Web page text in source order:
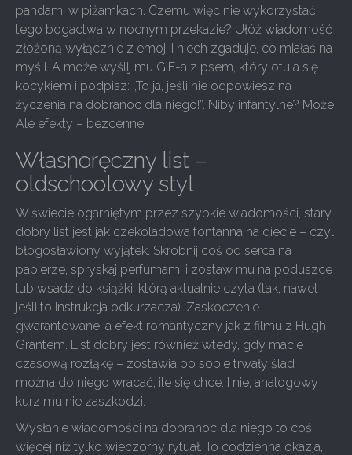
pandami w piżamkach. Czemu więc nie wykorzystać
tego bogactwa w nocnym przekazie? Ułóż wiadomość
złożoną wyłącznie z emoji i niech zgaduje, co miałaś na
myśli. A może wyślij mu GIF-a z psem, który otula się
kocykiem i podpisz: „To ja, jeśli nie odpowiesz na
życzenia na dobranoc dla niego!”. Niby infantylne? Może.
Ale efekty – bezcenne.
Własnoręczny list –
oldschoolowy styl
W świecie ogarniętym przez szybkie wiadomości, stary
dobry list jest jak czekoladowa fontanna na diecie – czyli
błogosławiony wyjątek. Skrobnij coś od serca na
papierze, spryskaj perfumami i zostaw mu na poduszce
lub wsadź do książki, którą aktualnie czyta (tak, nawet
jeśli to instrukcja odkurzacza). Zaskoczenie
gwarantowane, a efekt romantyczny jak z filmu z Hugh
Grantem. List dobry jest również wtedy, gdy macie
czasową rozłąkę – zostawia po sobie trwały ślad i
można do niego wracać, ile się chce. I nie, analogowy
kurz mu nie zaszkodzi.
Wysłanie wiadomości na dobranoc dla niego to coś
więcej niż tylko wieczorny rytuał. To codzienna okazja,